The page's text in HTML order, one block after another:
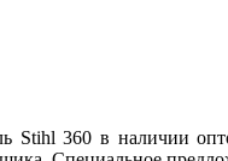
Stihl 360 в наличии